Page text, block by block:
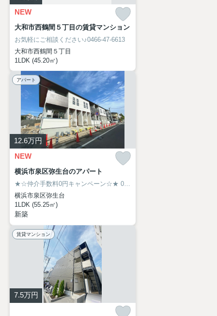
NEW
大和市西鶴間５丁目の賃貸マンション
お気軽にご相談ください♪0466-47-6613
大和市西鶴間５丁目
1LDK (45.20㎡)
アパート
12.6万円
NEW
横浜市泉区弥生台のアパート
★☆仲介手数料0円キャンペーン☆★ 0466-47-6613
横浜市泉区弥生台
1LDK (55.25㎡)
新築
賃貸マンション
7.5万円